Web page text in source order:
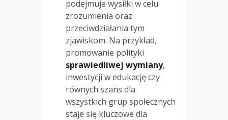
podejmuje wysiłki w celu
zrozumienia oraz
przeciwdziałania tym
zjawiskom. Na przykład,
promowanie polityki
sprawiedliwej wymiany,
inwestycji w edukację czy
równych szans dla
wszystkich grup społecznych
staje się kluczowe dla